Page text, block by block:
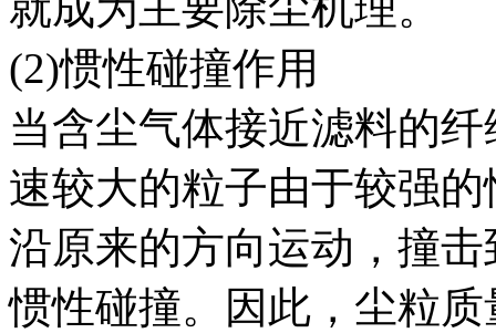
(2)惯性碰撞作用
当含尘气体接近滤料的
速较大的粒子由于较强
沿原来的方向运动，撞
惯性碰撞。因此，尘粒